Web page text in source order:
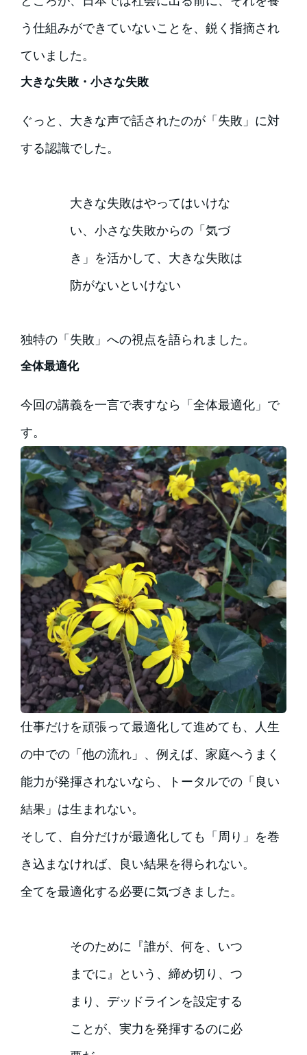
う仕組みができていないことを、鋭く指摘され
ていました。
大きな失敗・小さな失敗
ぐっと、大きな声で話されたのが「失敗」に対
する認識でした。
大きな失敗はやってはいけな
い、小さな失敗からの「気づ
き」を活かして、大きな失敗は
防がないといけない
独特の「失敗」への視点を語られました。
全体最適化
今回の講義を一言で表すなら「全体最適化」で
す。
仕事だけを頑張って最適化して進めても、人生
の中での「他の流れ」、例えば、家庭へうまく
能力が発揮されないなら、トータルでの「良い
結果」は生まれない。
そして、自分だけが最適化しても「周り」を巻
き込まなければ、良い結果を得られない。
全てを最適化する必要に気づきました。
そのために『誰が、何を、いつ
までに』という、締め切り、つ
まり、デッドラインを設定する
ことが、実力を発揮するのに必